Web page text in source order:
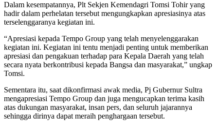
Dalam kesempatannya, Plt Sekjen Kemendagri Tomsi Tohir yang
hadir dalam perhelatan tersebut mengungkapkan apresiasinya atas
terselenggaranya kegiatan ini.
“Apresiasi kepada Tempo Group yang telah menyelenggarakan
kegiatan ini. Kegiatan ini tentu menjadi penting untuk memberikan
apresiasi dan pengakuan terhadap para Kepala Daerah yang telah
secara nyata berkontribusi kepada Bangsa dan masyarakat,” ungkap
Tomsi.
Sementara itu, saat dikonfirmasi awak media, Pj Gubernur Sultra
mengapresiasi Tempo Group dan juga mengucapkan terima kasih
atas dukungan masyarakat, insan pers, dan seluruh jajarannya
sehingga dirinya dapat meraih penghargaan tersebut.